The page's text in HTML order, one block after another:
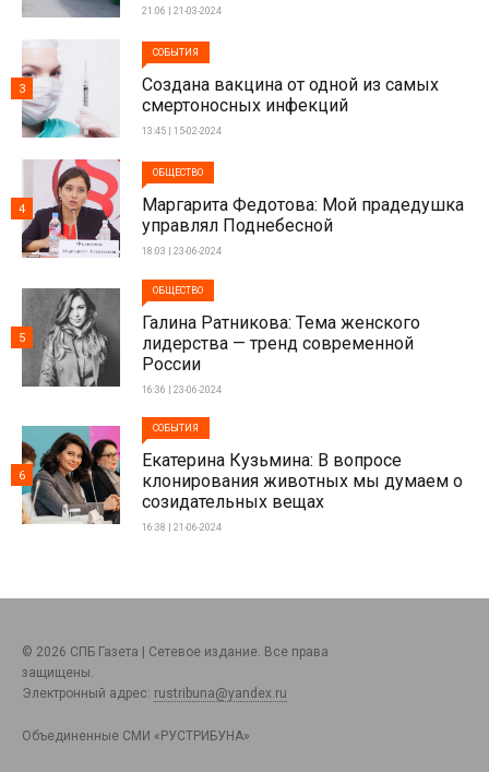
21:06 | 21-03-2024
СОБЫТИЯ
Создана вакцина от одной из самых
смертоносных инфекций
13:45 | 15-02-2024
3
ОБЩЕСТВО
Маргарита Федотова: Мой прадедушка
управлял Поднебесной
18:03 | 23-06-2024
4
ОБЩЕСТВО
Галина Ратникова: Тема женского
лидерства — тренд современной
России
16:36 | 23-06-2024
5
СОБЫТИЯ
Екатерина Кузьмина: В вопросе
клонирования животных мы думаем о
созидательных вещах
16:38 | 21-06-2024
6
© 2026 СПБ Газета | Сетевое издание. Все права
защищены.
Электронный адрес: rustribuna@yandex.ru
Объединенные СМИ «РУСТРИБУНА»